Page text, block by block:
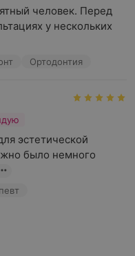
человек. Перед
у нескольких
Ортодонтия
эстетической
было немного